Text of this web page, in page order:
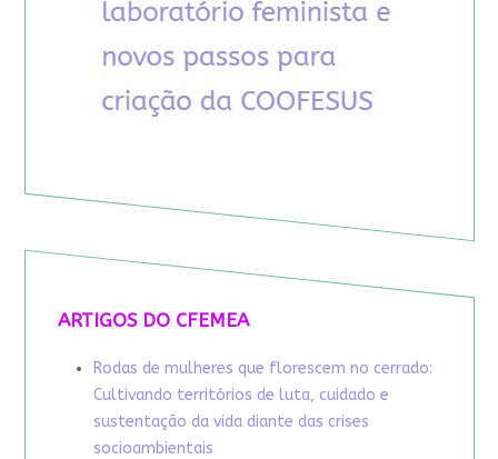
ARTIGOS DO CFEMEA
Rodas de mulheres que florescem no cerrado:
Cultivando territórios de luta, cuidado e
sustentação da vida diante das crises
socioambientais